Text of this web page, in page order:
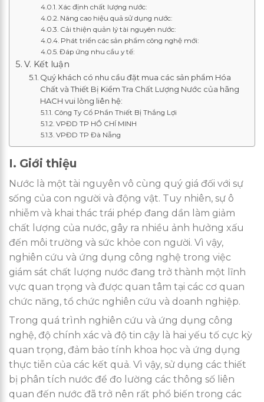
Xác định chất lượng nước:
Nâng cao hiệu quả sử dụng nước:
Cải thiện quản lý tài nguyên nước:
Phát triển các sản phẩm công nghệ mới:
Đáp ứng nhu cầu y tế:
V. Kết luận
Quý khách có nhu cầu đặt mua các sản phẩm Hóa
Chất và Thiết Bị Kiểm Tra Chất Lượng Nước của hãng
HACH vui lòng liên hệ:
Công Ty Cổ Phần Thiết Bị Thắng Lợi
VPĐD TP HỒ CHÍ MINH
VPĐD TP Đà Nẵng
I. Giới thiệu
Nước là một tài nguyên vô cùng quý giá đối với sự
sống của con người và động vật. Tuy nhiên, sự ô
nhiễm và khai thác trái phép đang dần làm giảm
chất lượng của nước, gây ra nhiều ảnh hưởng xấu
đến môi trường và sức khỏe con người. Vì vậy,
nghiên cứu và ứng dụng công nghệ trong việc
giám sát chất lượng nước đang trở thành một lĩnh
vực quan trọng và được quan tâm tại các cơ quan
chức năng, tổ chức nghiên cứu và doanh nghiệp.
Trong quá trình nghiên cứu và ứng dụng công
nghệ, độ chính xác và độ tin cậy là hai yếu tố cực kỳ
quan trọng, đảm bảo tính khoa học và ứng dụng
thực tiễn của các kết quả. Vì vậy, sử dụng các thiết
bị phân tích nước để đo lường các thông số liên
quan đến nước đã trở nên rất phổ biến trong các